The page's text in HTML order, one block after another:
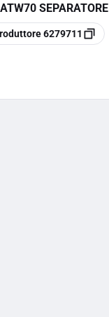
SEPARATORE
6279711